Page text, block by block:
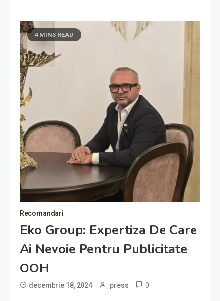
4 MINS READ
Recomandari
Eko Group: Expertiza De Care
Ai Nevoie Pentru Publicitate
OOH
decembrie 18, 2024 press 0